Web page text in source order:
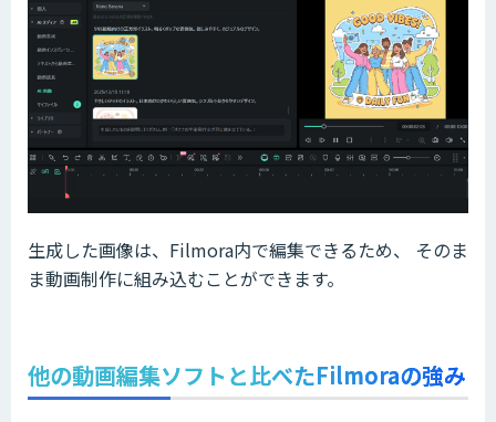
生成した画像は、Filmora内で編集できるため、 そのま
ま動画制作に組み込むことができます。
他の動画編集ソフトと比べたFilmoraの強み